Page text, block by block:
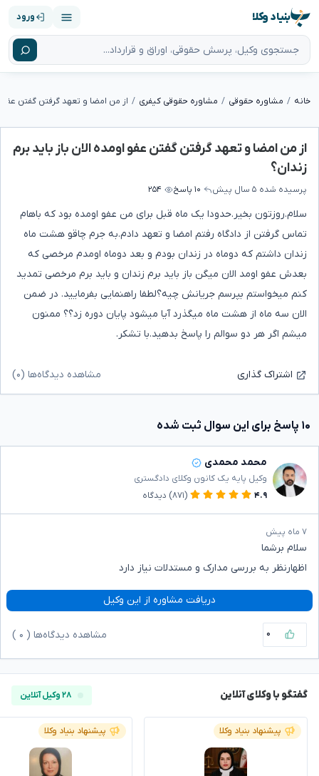
بنیاد وکلا ورود
خانه مشاوره حقوقی مشاوره حقوقی کیفری
از من امضا و تعهد گرفتن گفتن عفو اومده الان باز باید برم
زندان؟
پرسیده شده ۵ سال پیش ۱۰ پاسخ ۲۵۴
سلام.روزتون بخیر.حدودا یک ماه قبل برای من عفو اومده بود که باهام
تماس گرفتن از دادگاه رفتم امضا و تعهد دادم.به جرم چاقو هشت ماه
زندان داشتم که دوماه در زندان بودم و بعد دوماه اومدم مرخصی که
بعدش عفو اومد الان میگن باز باید برم زندان و باید برم مرخصی تمدید
کنم میخواستم بپرسم جریانش چیه؟لطفا راهنمایی بفرمایید. در ضمن
الان سه ماه از هشت ماه میگذرد آیا میشود پایان دوره زد؟؟ ممنون
میشم اگر هر دو سوالم را پاسخ بدهید.با تشکر.
اشتراک گذاری مشاهده دیدگاه‌ها (۰)
۱۰ پاسخ برای این سوال ثبت شده
محمد محمدی
وکیل پایه یک کانون وکلای دادگستری
۴.۹
(۸۷۱) دیدگاه
۷ ماه پیش
سلام برشما
اظهارنظر به بررسی مدارک و مستدلات نیاز دارد
دریافت مشاوره از این وکیل
۰ مشاهده دیدگاه‌ها ( ۰
گفتگو با وکلای آنلاین ۲۸ وکیل آنلاین
پیشنهاد بنیاد وکلا پیشنهاد بنیاد وکلا